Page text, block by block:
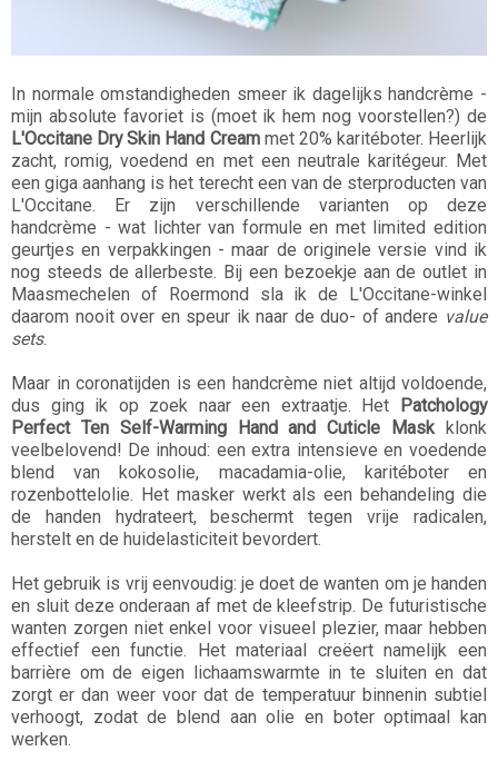
In normale omstandigheden smeer ik dagelijks handcrème -
mijn absolute favoriet is (moet ik hem nog voorstellen?) de
L'Occitane Dry Skin Hand Creammet 20% karitéboter. Heerlijk
zacht, romig, voedend en met een neutrale karitégeur. Met
een giga aanhang is het terecht een van de sterproducten van
L'Occitane. Er zijn verschillende varianten op deze
handcrème - wat lichter van formule en met limited edition
geurtjes en verpakkingen - maar de originele versie vind ik
nog steeds de allerbeste. Bij een bezoekje aan de outlet in
Maasmechelen of Roermond sla ik de L'Occitane-winkel
daarom nooit over en speur ik naar de duo- of andere value
sets.
Maar in coronatijden is een handcrème niet altijd voldoende,
dus ging ik op zoek naar een extraatje. Het
Patchology
Perfect Ten Self-Warming Hand and Cuticle Maskklonk
veelbelovend! De inhoud: een extra intensieve en voedende
blend van kokosolie, macadamia-olie, karitéboter en
rozenbottelolie. Het masker werkt als een behandeling die
de handen hydrateert, beschermt tegen vrije radicalen,
herstelt en de huidelasticiteit bevordert.
Het gebruik is vrij eenvoudig: je doet de wanten om je handen
en sluit deze onderaan af met de kleefstrip. De futuristische
wanten zorgen niet enkel voor visueel plezier, maar hebben
effectief een functie. Het materiaal creëert namelijk een
barrière om de eigen lichaamswarmte in te sluiten en dat
zorgt er dan weer voor dat de temperatuur binnenin subtiel
verhoogt, zodat de blend aan olie en boter optimaal kan
werken.